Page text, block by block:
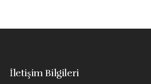
İletişim Bilgileri